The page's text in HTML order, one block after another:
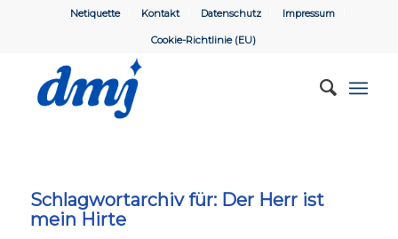
Netiquette Kontakt Datenschutz Impressum
Cookie-Richtlinie (EU)
Schlagwortarchiv für: Der Herr ist
mein Hirte